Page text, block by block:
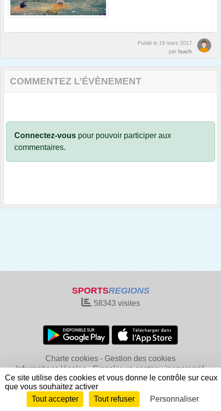
Publié le 19 mars 2017
par Isach
COMMENTEZ L’ÉVÈNEMENT
Connectez-vous pour pouvoir participer aux
commentaires.
SPORTSREGIONS
58343visites
Charte cookies
Gestion des cookies
Informations légales
Signaler un contenu inapproprié
Envie de participer ? Connexion
Ce site utilise des cookies et vous donne le contrôle sur ceux
que vous souhaitez activer
Tout accepter
Tout refuser Personnaliser